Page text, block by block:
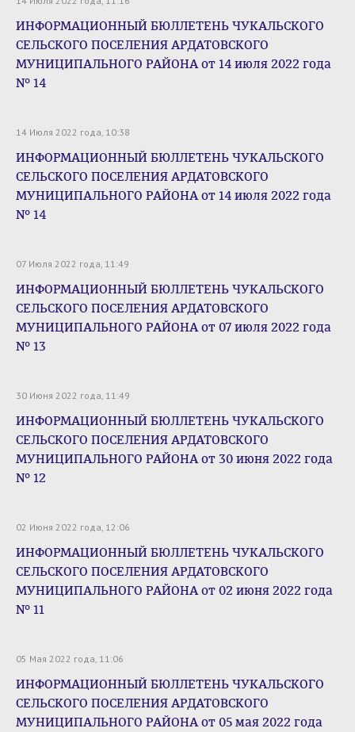
ИНФОРМАЦИОННЫЙ БЮЛЛЕТЕНЬ ЧУКАЛЬСКОГО
СЕЛЬСКОГО ПОСЕЛЕНИЯ АРДАТОВСКОГО
МУНИЦИПАЛЬНОГО РАЙОНА от 14 июля 2022 года
№ 14
14 Июля 2022 года, 10:38
ИНФОРМАЦИОННЫЙ БЮЛЛЕТЕНЬ ЧУКАЛЬСКОГО
СЕЛЬСКОГО ПОСЕЛЕНИЯ АРДАТОВСКОГО
МУНИЦИПАЛЬНОГО РАЙОНА от 14 июля 2022 года
№ 14
07 Июля 2022 года, 11:49
ИНФОРМАЦИОННЫЙ БЮЛЛЕТЕНЬ ЧУКАЛЬСКОГО
СЕЛЬСКОГО ПОСЕЛЕНИЯ АРДАТОВСКОГО
МУНИЦИПАЛЬНОГО РАЙОНА от 07 июля 2022 года
№ 13
30 Июня 2022 года, 11:49
ИНФОРМАЦИОННЫЙ БЮЛЛЕТЕНЬ ЧУКАЛЬСКОГО
СЕЛЬСКОГО ПОСЕЛЕНИЯ АРДАТОВСКОГО
МУНИЦИПАЛЬНОГО РАЙОНА от 30 июня 2022 года
№ 12
02 Июня 2022 года, 12:06
ИНФОРМАЦИОННЫЙ БЮЛЛЕТЕНЬ ЧУКАЛЬСКОГО
СЕЛЬСКОГО ПОСЕЛЕНИЯ АРДАТОВСКОГО
МУНИЦИПАЛЬНОГО РАЙОНА от 02 июня 2022 года
№ 11
05 Мая 2022 года, 11:06
ИНФОРМАЦИОННЫЙ БЮЛЛЕТЕНЬ ЧУКАЛЬСКОГО
СЕЛЬСКОГО ПОСЕЛЕНИЯ АРДАТОВСКОГО
МУНИЦИПАЛЬНОГО РАЙОНА от 05 мая 2022 года